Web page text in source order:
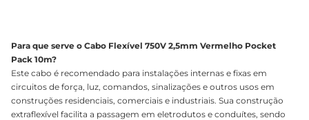
Para que serve o Cabo Flexível 750V 2,5mm Vermelho Pocket
Pack 10m?
Este cabo é recomendado para instalações internas e fixas em
circuitos de força, luz, comandos, sinalizações e outros usos em
construções residenciais, comerciais e industriais. Sua construção
extraflexível facilita a passagem em eletrodutos e conduítes, sendo